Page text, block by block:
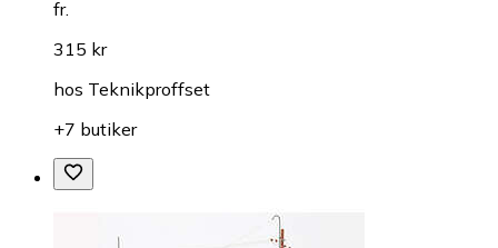
fr.
315 kr
hos Teknikproffset
+7 butiker